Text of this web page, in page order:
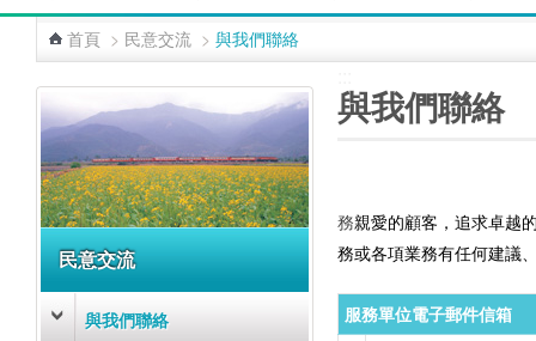
首頁 > 民意交流 > 與我們聯絡
民意交流
與我們聯絡
與我們聯絡
務親愛的顧客，追求卓越
務或各項業務有任何建議
服務單位電子郵件信箱